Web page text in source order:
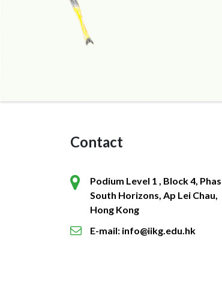
Contact
Podium Level 1 , Block 4,
South Horizons, Ap Lei Chau,
Hong Kong
E-mail: info@iikg.edu.hk